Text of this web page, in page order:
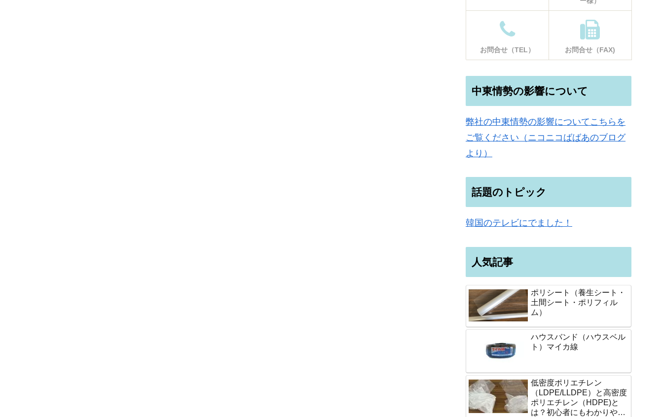
お問合せ（TEL） お問合せ（FAX)
中東情勢の影響について
弊社の中東情勢の影響についてこちらを
ご覧ください（ニコニコばばあのブログ
より）
話題のトピック
韓国のテレビにでました！
人気記事
ポリシート（養生シート・
土間シート・ポリフィル
ム）
ハウスバンド（ハウスベル
ト）マイカ線
低密度ポリエチレン
（LDPE/LLDPE）と高密度
ポリエチレン（HDPE)と
は？初心者にもわかりやす